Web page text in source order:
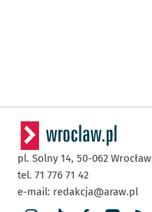
pl. Solny 14, 50-062 Wrocław
tel. 71 776 71 42
e-mail: redakcja@araw.pl